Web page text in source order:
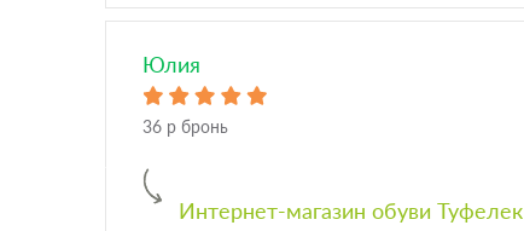
Юлия
36 р бронь
Интернет-магазин обуви Туфелек